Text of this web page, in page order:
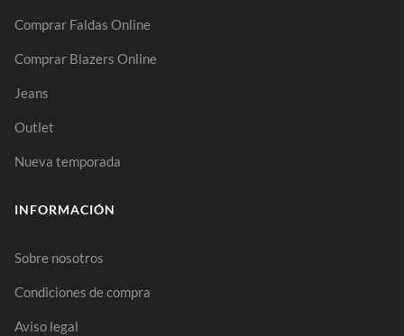
Comprar Faldas Online
Comprar Blazers Online
Jeans
Outlet
Nueva temporada
INFORMACIÓN
Sobre nosotros
Condiciones de compra
Aviso legal